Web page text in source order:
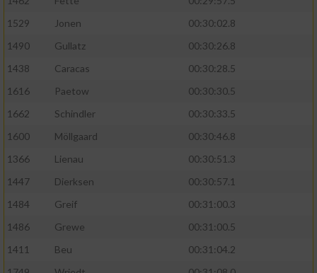
1529
Jonen
00:30:02.8
1490
Gullatz
00:30:26.8
1438
Caracas
00:30:28.5
1616
Paetow
00:30:30.5
1662
Schindler
00:30:33.5
1600
Möllgaard
00:30:46.8
1366
Lienau
00:30:51.3
1447
Dierksen
00:30:57.1
1484
Greif
00:31:00.3
1486
Grewe
00:31:00.5
1411
Beu
00:31:04.2